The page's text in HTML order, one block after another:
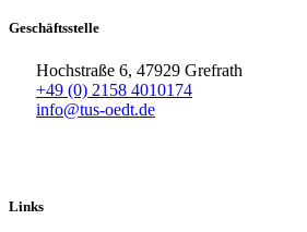
Geschäftsstelle
Hochstraße 6, 47929 Grefrath
+49 (0) 2158 4010174
info@tus-oedt.de
Links